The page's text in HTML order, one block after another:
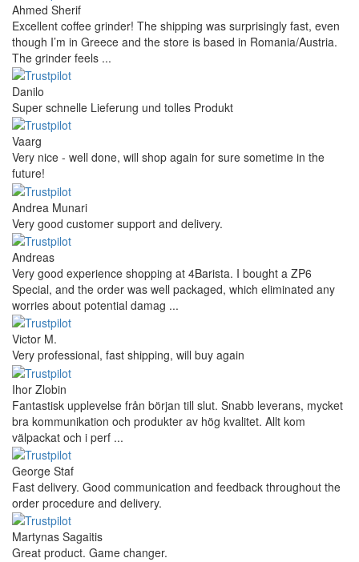
Ahmed Sherif
Excellent coffee grinder! The shipping was surprisingly fast, even
though I’m in Greece and the store is based in Romania/Austria.
The grinder feels ...
Danilo
Super schnelle Lieferung und tolles Produkt
Vaarg
Very nice - well done, will shop again for sure sometime in the
future!
Andrea Munari
Very good customer support and delivery.
Andreas
Very good experience shopping at 4Barista. I bought a ZP6
Special, and the order was well packaged, which eliminated any
worries about potential damag ...
Victor M.
Very professional, fast shipping, will buy again
Ihor Zlobin
Fantastisk upplevelse från början till slut. Snabb leverans, mycket
bra kommunikation och produkter av hög kvalitet. Allt kom
välpackat och i perf ...
George Staf
Fast delivery. Good communication and feedback throughout the
order procedure and delivery.
Martynas Sagaitis
Great product. Game changer.